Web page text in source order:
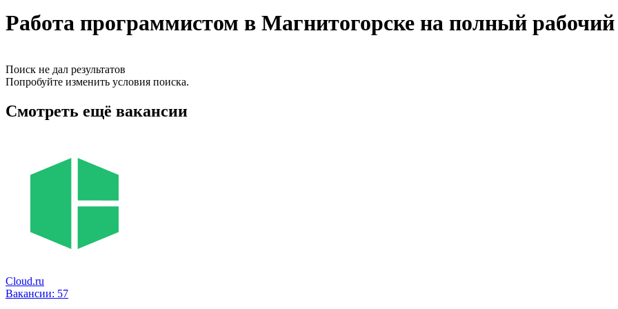
Работа программистом в Магнитогорске на полный рабочий
Поиск не дал результатов
Попробуйте изменить условия поиска.
Смотреть ещё вакансии
Cloud.ru
Вакансии: 57